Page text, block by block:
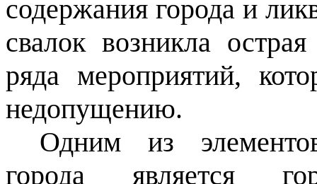
содержания города и
свалок возникла
ряда мероприятий,
недопущению.
Одним из
города является